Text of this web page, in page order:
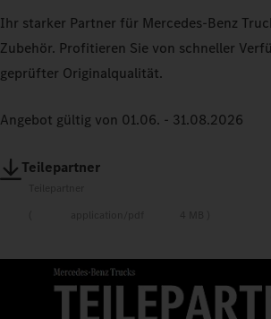
Ihr starker Partner für Mercedes‑Benz
Zubehör. Profitieren Sie von schneller
geprüfter Originalqualität.
Angebot gültig von 01.06. - 31.08.2026
Teilepartner